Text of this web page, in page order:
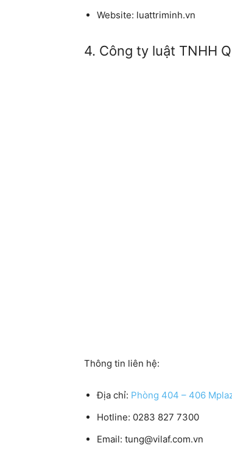
Website: luattriminh.vn
4. Công ty luật TNHH
Thông tin liên hệ:
Địa chỉ: Phòng 404 – 406
Hotline: 0283 827 7300
Email: tung@vilaf.com.vn